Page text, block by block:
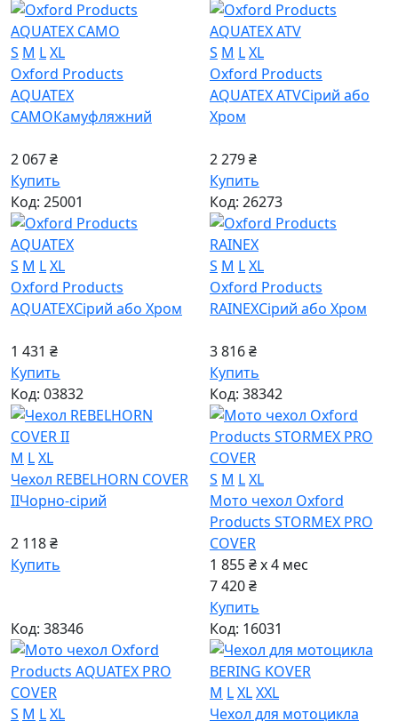
S M LXL
Oxford Products
AQUATEX
CAMOКамуфляжний
2 067 ₴
Купить
S M LXL
Oxford Products
AQUATEX ATVСірий або
Хром
2 279 ₴
Купить
Код: 25001
S M LXL
Oxford Products
AQUATEXСірий або Хром
1 431 ₴
Купить
Код: 26273
S M LXL
Oxford Products
RAINEXСірий або Хром
3 816 ₴
Купить
Код: 03832
M LXL
Чехол REBELHORN COVER
IIЧорно-сiрий
2 118 ₴
Купить
Код: 38342
S M LXL
Мото чехол Oxford
Products STORMEX PRO
COVER
1 855 ₴ x 4 мес
7 420 ₴
Купить
Код: 38346
S M LXL
Код: 16031
M LXLXXL
Чехол для мотоцикла